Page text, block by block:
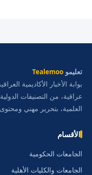
تعليمو Tealemoo
عراقية، من التصنيفات
العلمية، بتحرير مهني ومحتوى
الأقسام
الجامعات الحكومية
الجامعات والكليات الأهلية